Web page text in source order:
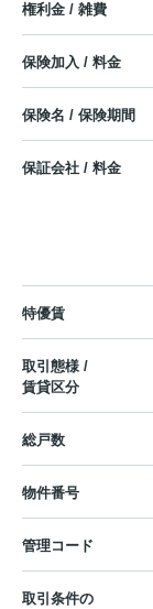
権利金 / 雑費
保険加入 / 料金
保険名 / 保険期間
保証会社 / 料金
特優賃
取引態様 /
賃貸区分
総戸数
物件番号
管理コード
取引条件の